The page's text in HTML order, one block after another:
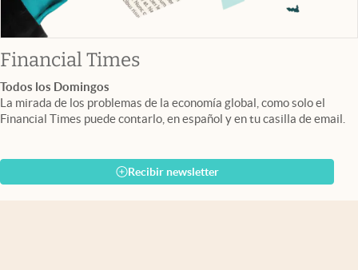
Financial Timesabre en nueva pestaña
Todos los Domingos
La mirada de los problemas de la economía global, como solo el
Financial Times puede contarlo, en español y en tu casilla de email.
Recibir newsletter